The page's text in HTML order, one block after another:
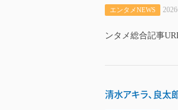
エンタメNEWS
ンタメ総合記事
清水アキラ、良太